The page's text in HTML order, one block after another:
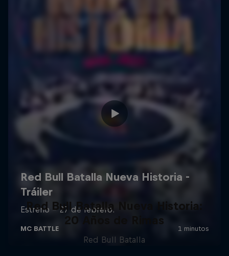
Red Bull Batalla Nueva Historia:
20 Años de Rimas
Red Bull Batalla